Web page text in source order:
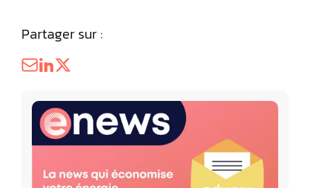
Partager sur :